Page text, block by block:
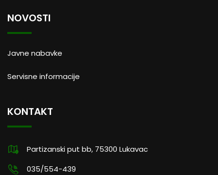
NOVOSTI
Javne nabavke
Servisne informacije
KONTAKT
Partizanski put bb, 75300 Lukavac
035/554-439